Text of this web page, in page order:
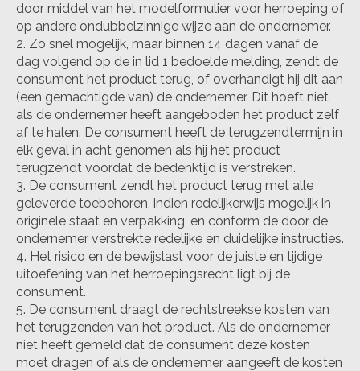
door middel van het modelformulier voor herroeping of
op andere ondubbelzinnige wijze aan de ondernemer.
Zo snel mogelijk, maar binnen 14 dagen vanaf de
dag volgend op de in lid 1 bedoelde melding, zendt de
consument het product terug, of overhandigt hij dit aan
(een gemachtigde van) de ondernemer. Dit hoeft niet
als de ondernemer heeft aangeboden het product zelf
af te halen. De consument heeft de terugzendtermijn in
elk geval in acht genomen als hij het product
terugzendt voordat de bedenktijd is verstreken.
De consument zendt het product terug met alle
geleverde toebehoren, indien redelijkerwijs mogelijk in
originele staat en verpakking, en conform de door de
ondernemer verstrekte redelijke en duidelijke instructies.
Het risico en de bewijslast voor de juiste en tijdige
uitoefening van het herroepingsrecht ligt bij de
consument.
De consument draagt de rechtstreekse kosten van
het terugzenden van het product. Als de ondernemer
niet heeft gemeld dat de consument deze kosten
moet dragen of als de ondernemer aangeeft de kosten